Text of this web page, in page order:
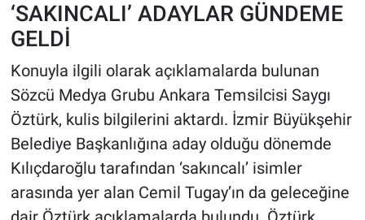
‘SAKINCALI’ ADAYLAR GÜNDEME
GELDİ
Konuyla ilgili olarak açıklamalarda bulunan
Sözcü Medya Grubu Ankara Temsilcisi Saygı
Öztürk, kulis bilgilerini aktardı. İzmir Büyükşehir
Belediye Başkanlığına aday olduğu dönemde
Kılıçdaroğlu tarafından ‘sakıncalı’ isimler
arasında yer alan Cemil Tugay’ın da geleceğine